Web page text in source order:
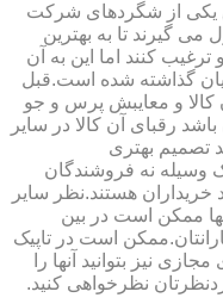
یکی از شگردهای شرکت
می گیرند تا به بهترین
کنند اما این به آن
گذاشته شده است.قبل
کالا و معایبش پرس و جو
رقبای آن کالا در سایر
تصمیم بهتری
وسیله نه فروشندگان
خریداران هستند.نظر سایر
ممکن است در بین
است در تاپیک
نیز بتوانید آنها را
نظرخواهی کنید.